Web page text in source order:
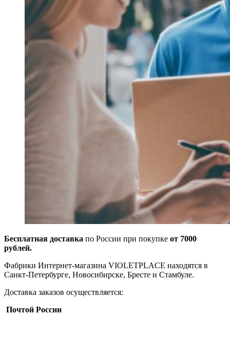
Бесплатная доставка по России при покупке от 7000
рублей.
Фабрики Интернет-магазина VIOLETPLACE находятся в
Санкт-Петербурге, Новосибирске, Бресте и Стамбуле.
Доставка заказов осуществляется:
Почтой России